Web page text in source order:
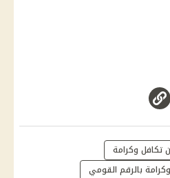
تكافل وكرامة
بالرقم القومي